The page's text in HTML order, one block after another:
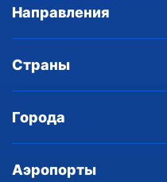
Направления
Страны
Города
Аэропорты